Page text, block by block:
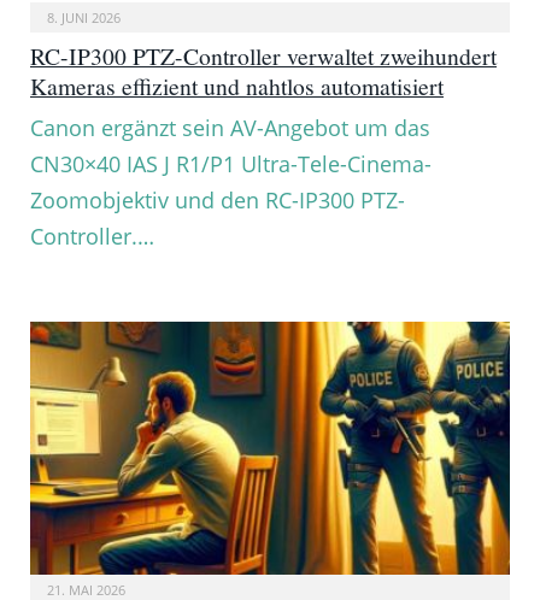
8. JUNI 2026
RC-IP300 PTZ-Controller verwaltet zweihundert
Kameras effizient und nahtlos automatisiert
Canon ergänzt sein AV-Angebot um das
CN30×40 IAS J R1/P1 Ultra-Tele-Cinema-
Zoomobjektiv und den RC-IP300 PTZ-
Controller.…
21. MAI 2026